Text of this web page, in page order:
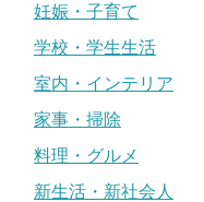
妊娠・子育て
学校・学生生活
室内・インテリア
家事・掃除
料理・グルメ
新生活・新社会人